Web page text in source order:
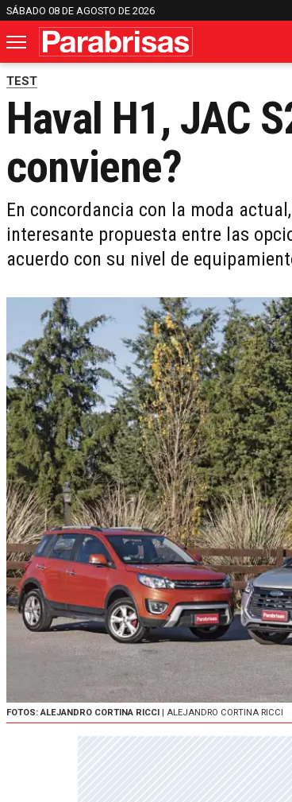
SÁBADO 08 DE AGOSTO DE 2026
TEST
Haval H1, JAC
conviene?
En concordancia con la moda
interesante propuesta entre las
acuerdo con su nivel de
FOTOS: ALEJANDRO CORTINA RICCI | ALEJANDRO CORTINA RICCI